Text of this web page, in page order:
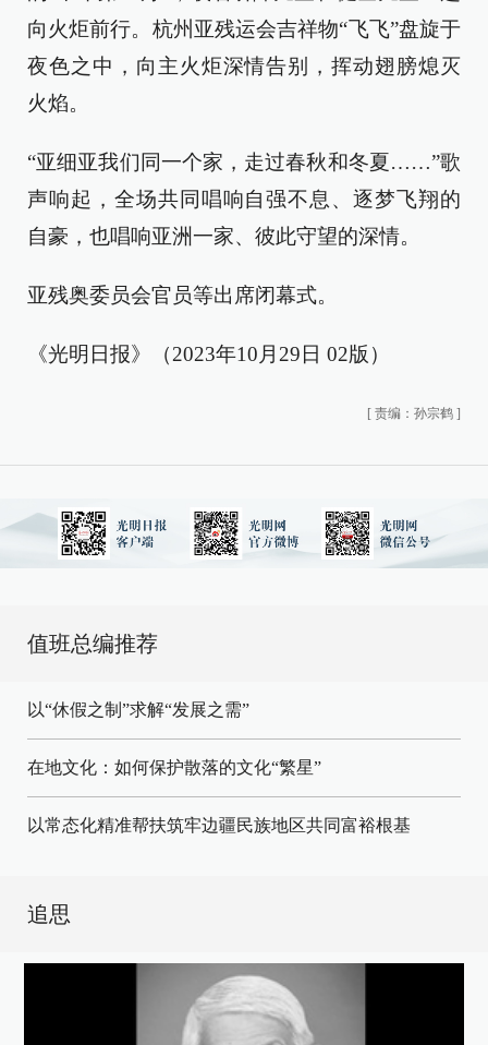
向火炬前行。杭州亚残运会吉祥物“飞飞”盘旋于
夜色之中，向主火炬深情告别，挥动翅膀熄灭
火焰。
“亚细亚我们同一个家，走过春秋和冬夏……”歌
声响起，全场共同唱响自强不息、逐梦飞翔的
自豪，也唱响亚洲一家、彼此守望的深情。
亚残奥委员会官员等出席闭幕式。
《光明日报》（2023年10月29日 02版）
[ 责编：孙宗鹤 ]
值班总编推荐
以“休假之制”求解“发展之需”
在地文化：如何保护散落的文化“繁星”
以常态化精准帮扶筑牢边疆民族地区共同富裕根基
追思